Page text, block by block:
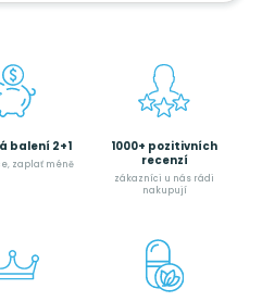
balení 2+1
zaplať méně
1000+ pozitivních
recenzí
zákazníci u nás rádi
nakupují